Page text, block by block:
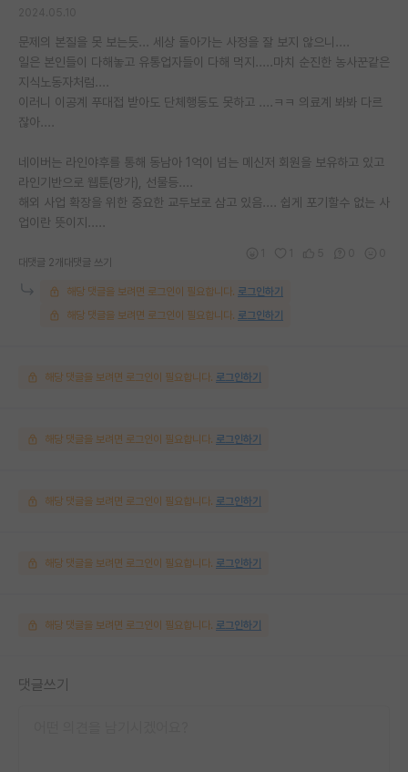
문제의 본질을 못 보는듯... 세상 돌아가는 사정을 잘 보지 않으니....
일은 본인들이 다해놓고 유통업자들이 다해 먹지.....마치 순진한 농사꾼같은
지식노동자처럼....
이러니 이공계 푸대접 받아도 단체행동도 못하고 ....ㅋㅋ 의료계 봐봐 다르
잖아....
네이버는 라인야후를 통해 동남아 1억이 넘는 메신저 회원을 보유하고 있고
라인기반으로 웹툰(망가), 선물등....
해외 사업 확장을 위한 중요한 교두보로 삼고 있음.... 쉽게 포기할수 없는 사
업이란 뜻이지.....
대댓글 2개 대댓글 쓰기
해당 댓글을 보려면 로그인이 필요합니다. 로그인하기
해당 댓글을 보려면 로그인이 필요합니다. 로그인하기
해당 댓글을 보려면 로그인이 필요합니다. 로그인하기
해당 댓글을 보려면 로그인이 필요합니다. 로그인하기
해당 댓글을 보려면 로그인이 필요합니다. 로그인하기
해당 댓글을 보려면 로그인이 필요합니다. 로그인하기
해당 댓글을 보려면 로그인이 필요합니다. 로그인하기
댓글쓰기